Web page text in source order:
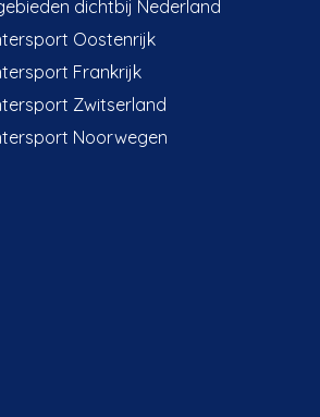
dichtbij Nederland
Oostenrijk
Frankrijk
Zwitserland
Noorwegen